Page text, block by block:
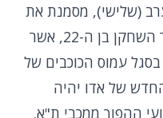
(שלישי), מסמנת את
סיומה של תקופה מתסכלת עבור השחקן בן ה-22, אשר
עמוס הכוכבים של
של אדו יהיה
ההפוך ממכבי ת"א.